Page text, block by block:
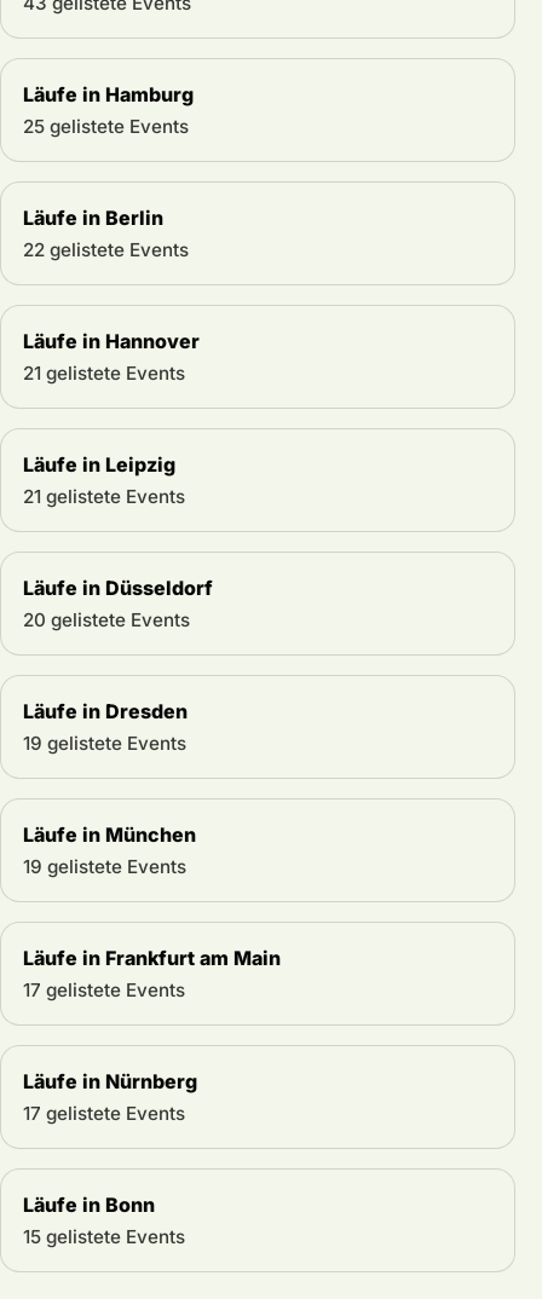
Läufe in Hamburg
25 gelistete Events
Läufe in Berlin
22 gelistete Events
Läufe in Hannover
21 gelistete Events
Läufe in Leipzig
21 gelistete Events
Läufe in Düsseldorf
20 gelistete Events
Läufe in Dresden
19 gelistete Events
Läufe in München
19 gelistete Events
Läufe in Frankfurt am Main
17 gelistete Events
Läufe in Nürnberg
17 gelistete Events
Läufe in Bonn
15 gelistete Events